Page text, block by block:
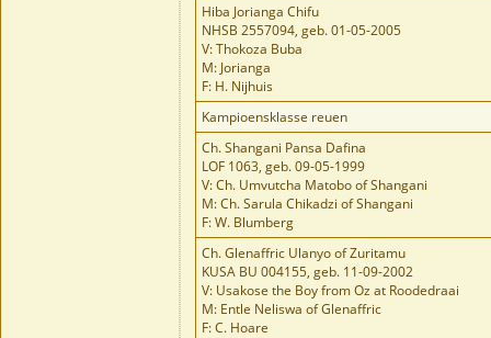
Hiba Jorianga Chifu
NHSB 2557094, geb. 01-05-2005
V: Thokoza Buba
M: Jorianga
F: H. Nijhuis
Kampioensklasse reuen
Ch. Shangani Pansa Dafina
LOF 1063, geb. 09-05-1999
V: Ch. Umvutcha Matobo of Shangani
M: Ch. Sarula Chikadzi of Shangani
F: W. Blumberg
Ch. Glenaffric Ulanyo of Zuritamu
KUSA BU 004155, geb. 11-09-2002
V: Usakose the Boy from Oz at Roodedraai
M: Entle Neliswa of Glenaffric
F: C. Hoare